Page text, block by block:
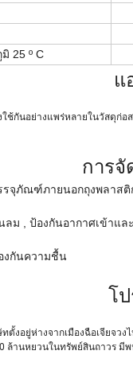
25 º C
แ
กันอย่างแพร่หลายในวัสดุก่อ
การ
จุภัณฑ์ภายนอกถุงพลาส
ม , ป้องกันอากาศเข้าแล
งกันความชื้น
โ
งอยู่ห่างจากเมืองฉือเจียจว
ล้านหยวนในทรัพย์สินถาวร